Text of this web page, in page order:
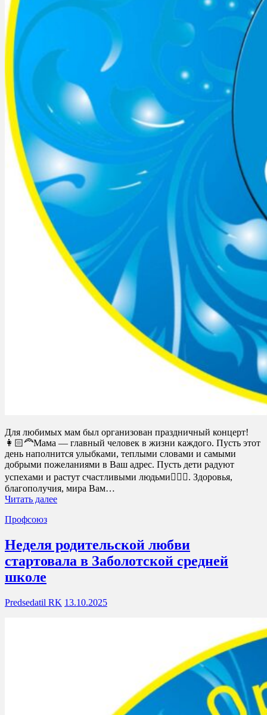
Для любимых мам был организован праздничный концерт!
👩🏻‍🦰Мама — главный человек в жизни каждого. Пусть этот
день наполнится улыбками, теплыми словами и самыми
добрыми пожеланиями в Ваш адрес. Пусть дети радуют
успехами и растут счастливыми людьми👩‍❤️‍👨. Здоровья,
благополучия, мира Вам…
Читать далее
Профсоюз
Неделя родительской любви
стартовала в Заболотской средней
школе
Predsedatil RK 13.10.2025